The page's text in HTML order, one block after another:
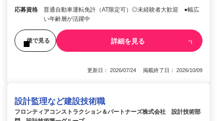
応募資格
普通自動車運転免許（AT限定可）◎未経験者大歓迎 ●幅広
い年齢層が活躍中
後で見る 詳細を見る
更新日： 2026/07/24 掲載終了日： 2026/10/09
設計監理など建設技術職
フロンティアコンストラクション＆パートナーズ株式会社 設計技術部